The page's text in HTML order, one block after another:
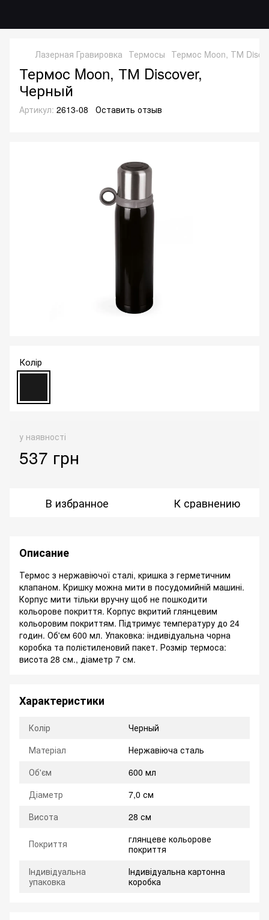
Лазерная Гравировка Термосы Термос Moon, ТМ
Термос Moon, ТМ Discover,
Черный
Артикул: 2613-08 Оставить отзыв
Колір
у наявності
537 грн
В избранное К сравнению
Описание
Термос з нержавіючої сталі, кришка з герметичним
клапаном. Кришку можна мити в посудомийній машині.
Корпус мити тільки вручну щоб не пошкодити
кольорове покриття. Корпус вкритий глянцевим
кольоровим покриттям. Підтримує температуру до 24
годин. Об'єм 600 мл. Упаковка: індивідуальна чорна
коробка та полієтиленовий пакет. Розмір термоса:
висота 28 см., діаметр 7 см.
Характеристики
Колір
Черный
Матеріал
Нержавіюча сталь
Об'єм
600 мл
Діаметр
7,0 см
Висота
28 см
Покриття
глянцеве кольорове
покриття
Індивідуальна
упаковка
Індивідуальна картонна
коробка